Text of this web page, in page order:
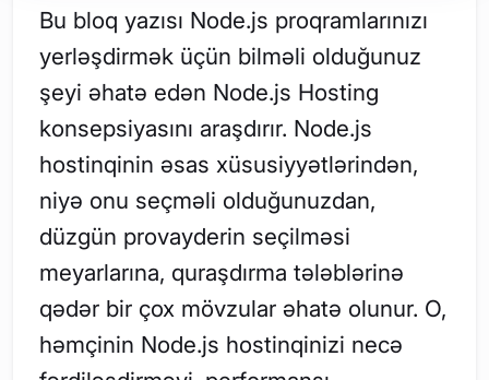
Bu bloq yazısı Node.js proqramlarınızı
yerləşdirmək üçün bilməli olduğunuz
şeyi əhatə edən Node.js Hosting
konsepsiyasını araşdırır. Node.js
hostinqinin əsas xüsusiyyətlərindən,
niyə onu seçməli olduğunuzdan,
düzgün provayderin seçilməsi
meyarlarına, quraşdırma tələblərinə
qədər bir çox mövzular əhatə olunur. O,
həmçinin Node.js hostinqinizi necə